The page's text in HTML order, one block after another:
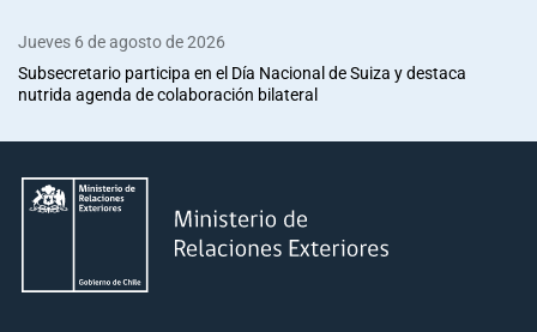
Jueves 6 de agosto de 2026
Subsecretario participa en el Día Nacional de Suiza y destaca
nutrida agenda de colaboración bilateral